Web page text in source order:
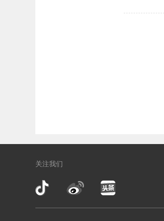
关注我们